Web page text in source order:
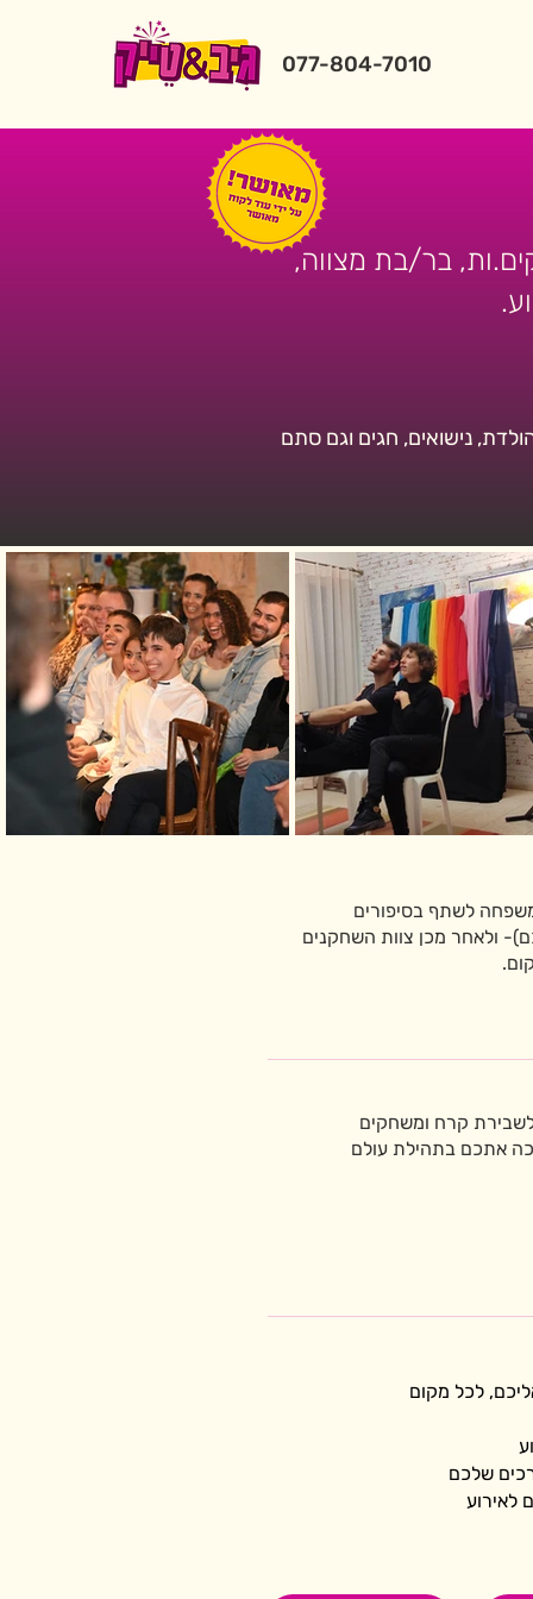
077-804-7010
בר/בת מצווה,
נישואים, חגים וגם סתם
לשתף בסיפורים
ולאחר מכן צוות השחקנים
לשבירת קרח ומשחקים
אתכם בתהילת עולם
לכל מקום
שלכם
לאירוע